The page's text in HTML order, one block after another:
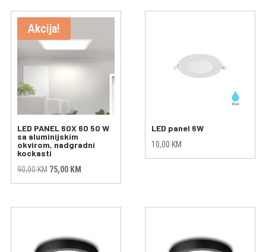
Akcija!
LED PANEL 60X 60 50 W
sa aluminijskim
okvirom, nadgradni
kockasti
90,00KM Original
price
75,00 KMCurrent
price
LED panel 6W
10,00 KM